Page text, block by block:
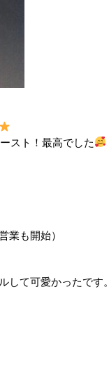
スト！最高でした
業も開始）
して可愛かったです。